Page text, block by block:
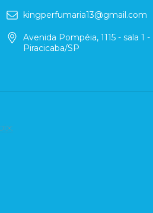
kingperfumaria13@gmail.com
Avenida Pompéia, 1115 - sala 1 -
Piracicaba/SP